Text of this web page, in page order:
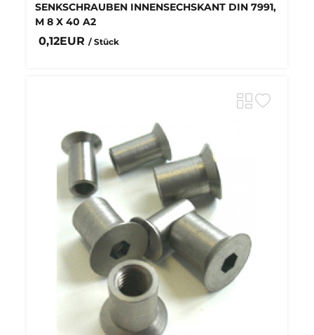
SENKSCHRAUBEN INNENSECHSKANT DIN 7991,
M 8 X 40 A2
0,12EUR / Stück